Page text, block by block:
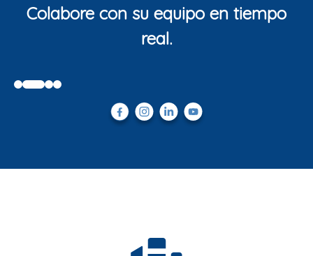
Colabore con su equipo en tiempo
real.